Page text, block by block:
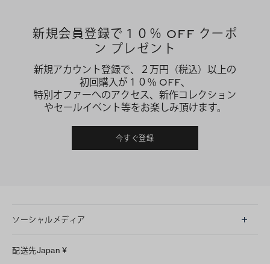
新規会員登録で１０％ OFF クーポ
ン プレゼント
新規アカウント登録で、２万円（税込）以上の
初回購入が１０％ OFF、
特別オファーへのアクセス、新作コレクション
やセールイベント等をお楽しみ頂けます。
今すぐ登録
ソーシャルメディア
配送先Japan ¥